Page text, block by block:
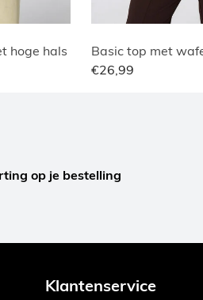
hoge hals
Basic top met
€26,99
op je bestelling
Klantenservice